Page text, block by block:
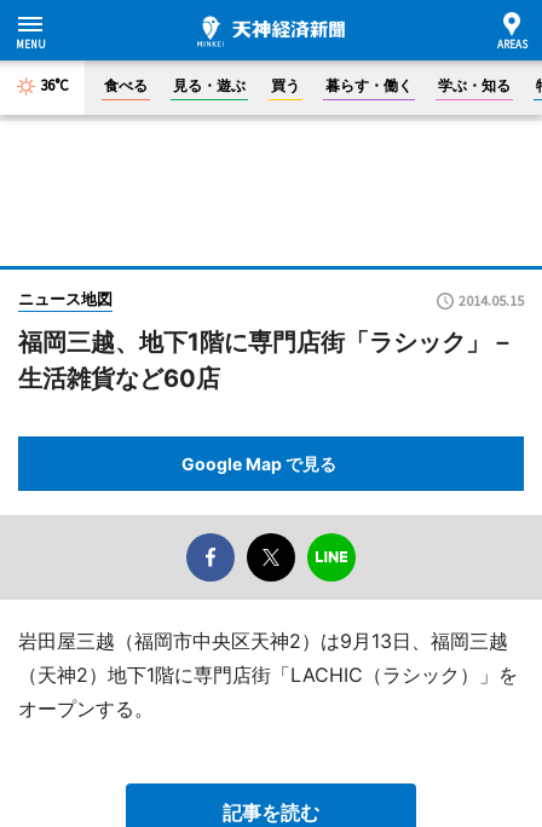
36°C 食べる 見る・遊ぶ 買う 暮らす・働く 学ぶ・知る
ニュース地図 2014.05.15
福岡三越、地下1階に専門店街「ラシック」－
生活雑貨など60店
Google Map で見る
岩田屋三越（福岡市中央区天神2）は9月13日、福岡三越
（天神2）地下1階に専門店街「LACHIC（ラシック）」を
オープンする。
記事を読む